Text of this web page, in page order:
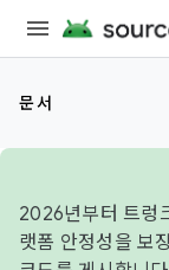
문서
2026년부터 트렁
랫폼 안정성을 보